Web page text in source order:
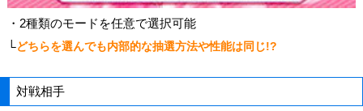
・2種類のモードを任意で選択可能
└どちらを選んでも内部的な抽選方法や性能は同じ!?
対戦相手